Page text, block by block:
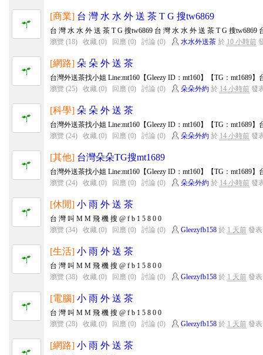
[商業] 台 灣 水 水 外 送 茶 T G 搜tw6869
台 灣 水 水 外 送 茶 T G 搜tw6869 台 灣 水 水 外 送 茶 T G 搜tw6869
瀏覽 (18)
收藏 (0) 回應 (0) 討論 (0) 水水外送茶於 10 小時前
[網路] 朵 朵 外 送 茶
台灣外送茶找小姐 Line:mt160【Gleezy ID：mt160】【TG：mt1689
瀏覽 (25)
收藏 (0) 回應 (0) 討論 (0) 朵朵外約於 14 小時前發
[科學] 朵 朵 外 送 茶
台灣外送茶找小姐 Line:mt160【Gleezy ID：mt160】【TG：mt1689
瀏覽 (24)
收藏 (0) 回應 (0) 討論 (0) 朵朵外約於 14 小時前發
[其他] 台灣朵朵TG搜mt1689
台灣外送茶找小姐 Line:mt160【Gleezy ID：mt160】【TG：mt1689
瀏覽 (24)
收藏 (0) 回應 (0) 討論 (0) 朵朵外約於 14 小時前發
[休閒] 小 雨 外 送 茶
台 灣 叫 M M 飛 機 搜 @ f b 1 5 8 0 0
瀏覽 (34)
收藏 (0) 回應 (0) 討論 (0) Gleezyfb158於 1 天前發表
[生活] 小 雨 外 送 茶
台 灣 叫 M M 飛 機 搜 @ f b 1 5 8 0 0
瀏覽 (38)
收藏 (0) 回應 (0) 討論 (0) Gleezyfb158於 1 天前發表
[電腦] 小 雨 外 送 茶
台 灣 叫 M M 飛 機 搜 @ f b 1 5 8 0 0
瀏覽 (28)
收藏 (0) 回應 (0) 討論 (0) Gleezyfb158於 1 天前發表
[網路] 小 雨 外 送 茶